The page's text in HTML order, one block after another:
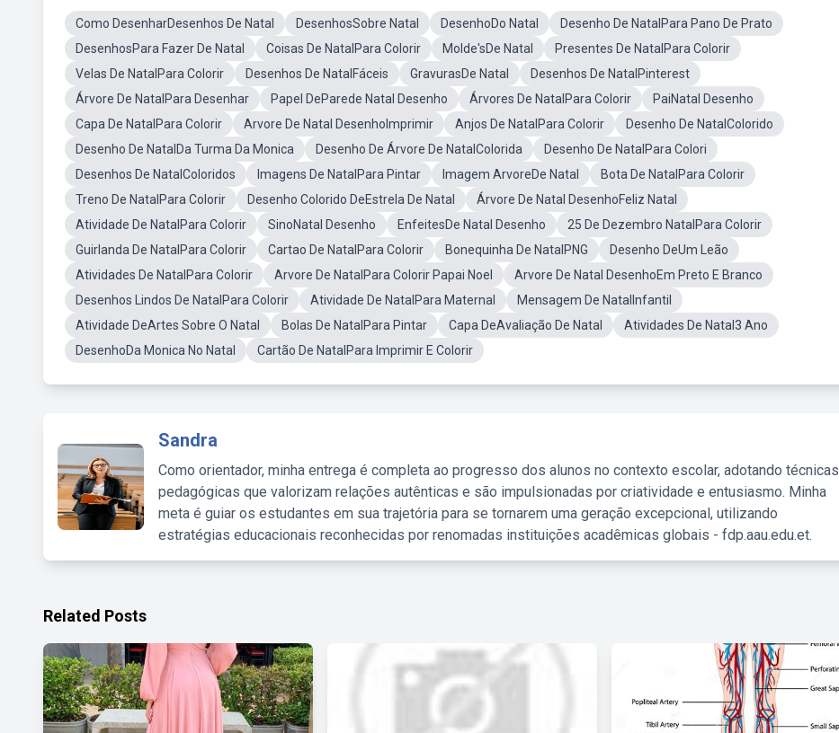
Como DesenharDesenhos De Natal DesenhosSobre Natal DesenhoDo Natal
Desenho De NatalPara Pano De Prato
DesenhosPara Fazer De Natal
Coisas De NatalPara Colorir Molde'sDe Natal
Presentes De NatalPara Colorir
Velas De NatalPara Colorir
Desenhos De NatalFáceis GravurasDe Natal
Desenhos De NatalPinterest
Árvore De NatalPara Desenhar
Papel DeParede Natal Desenho Árvores De NatalPara Colorir
PaiNatal Desenho
Capa De NatalPara Colorir
Arvore De Natal DesenhoImprimir Anjos De NatalPara Colorir
Desenho De NatalColorido
Desenho De NatalDa Turma Da Monica
Desenho De Árvore De NatalColorida
Desenho De NatalPara Colori
Desenhos De NatalColoridos
Imagens De NatalPara Pintar Imagem ArvoreDe Natal
Bota De NatalPara Colorir
Treno De NatalPara Colorir
Desenho Colorido DeEstrela De Natal
Árvore De Natal DesenhoFeliz Natal
Atividade De NatalPara Colorir
SinoNatal Desenho EnfeitesDe Natal Desenho
25 De Dezembro NatalPara Colorir
Guirlanda De NatalPara Colorir
Cartao De NatalPara Colorir Bonequinha De NatalPNG
Desenho DeUm Leão
Atividades De NatalPara Colorir
Arvore De NatalPara Colorir Papai Noel
Arvore De Natal DesenhoEm Preto E Branco
Desenhos Lindos De NatalPara Colorir
Atividade De NatalPara Maternal
Mensagem De NatalInfantil
Atividade DeArtes Sobre O Natal
Bolas De NatalPara Pintar Capa DeAvaliação De Natal
Atividades De Natal3 Ano
DesenhoDa Monica No Natal
Cartão De NatalPara Imprimir E Colorir
Sandra
Como orientador, minha entrega é completa ao progresso dos alunos no contexto escolar, adotando técnicas
pedagógicas que valorizam relações autênticas e são impulsionadas por criatividade e entusiasmo. Minha
meta é guiar os estudantes em sua trajetória para se tornarem uma geração excepcional, utilizando
estratégias educacionais reconhecidas por renomadas instituições acadêmicas globais - fdp.aau.edu.et.
Related Posts